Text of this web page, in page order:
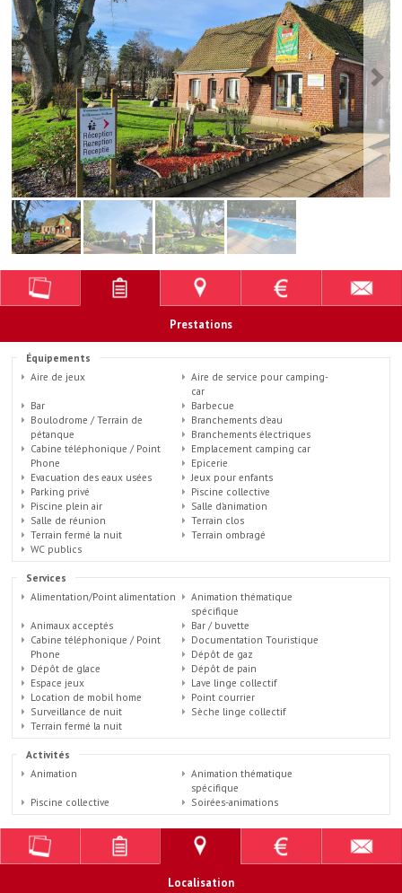
Prestations
Équipements
Aire de jeux
Aire de service pour camping-
car
Bar
Barbecue
Boulodrome / Terrain de
pétanque
Branchements d'eau
Branchements électriques
Cabine téléphonique / Point
Phone
Emplacement camping car
Epicerie
Evacuation des eaux usées
Jeux pour enfants
Parking privé
Piscine collective
Piscine plein air
Salle d'animation
Salle de réunion
Terrain clos
Terrain fermé la nuit
Terrain ombragé
WC publics
Services
Alimentation/Point alimentation
Animation thématique
spécifique
Animaux acceptés
Bar / buvette
Cabine téléphonique / Point
Phone
Documentation Touristique
Dépôt de gaz
Dépôt de glace
Dépôt de pain
Espace jeux
Lave linge collectif
Location de mobil home
Point courrier
Surveillance de nuit
Sèche linge collectif
Terrain fermé la nuit
Activités
Animation
Animation thématique
spécifique
Piscine collective
Soirées-animations
Localisation